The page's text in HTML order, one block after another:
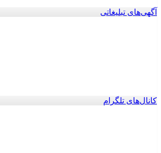
آگهی‌های تبلیغاتی
کانال‌های تلگرام